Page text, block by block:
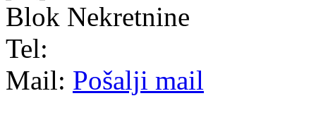
Blok Nekretnine
Tel:
Mail: Pošalji mail